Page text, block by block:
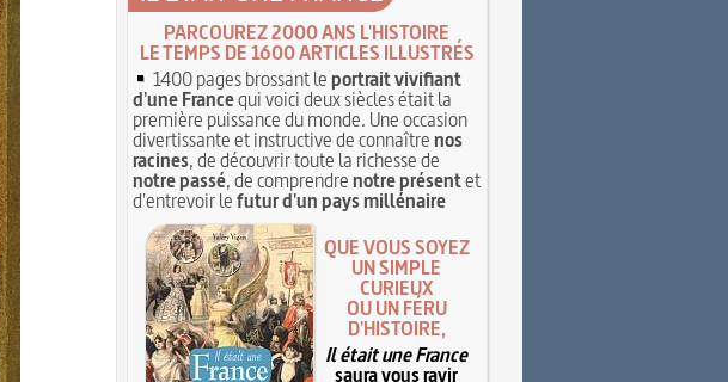
PARCOUREZ 2000 ANS L'HISTOIRE
LE TEMPS DE 1600 ARTICLES ILLUSTRÉS
1400 pages brossant leportrait vivifiant
d'une Francequi voici deux siècles était la
première puissance du monde. Une occasion
divertissante et instructive de connaîtrenos
racines, de découvrir toute la richesse de
notre passé, de comprendrenotre présentet
d'entrevoir lefutur d'un pays millénaire
QUE VOUS SOYEZ
UN SIMPLE
CURIEUX
OU UN FÉRU
D'HISTOIRE,
Il était une France
saura vous ravir